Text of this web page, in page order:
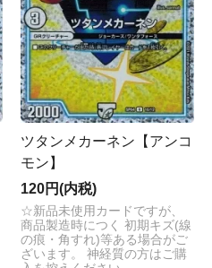
ツタンメカーネン【アンコ
モン】
120円(内税)
☆新品未使用カードですが、
商品製造時につく 初期キズ(線
の痕・角すれ)等ある場合がご
ざいます。 神経質の方はご購